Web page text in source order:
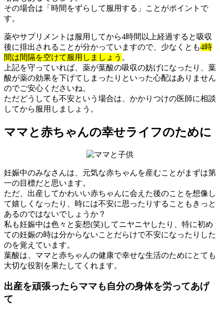
その場合は「時間をずらして服用する」ことがポイントで
す。
薬やサプリメントは服用してから4時間以上経過すると吸収
後に排出されることが分かっていますので、少なくとも4時
間は間隔を空けて服用しましょう 。
上記を守っていれば、薬が葉酸の吸収の妨げになったり、葉
酸が薬の効果を下げてしまったりといった心配はありません
のでご安心くださいね。
ただどうしても不安という場合は、かかりつけの医師に相談
してから服用しましょう。
ママと赤ちゃんの幸せライフのために
妊娠中のみなさんは、元気な赤ちゃんを産むことがまずは第
一の目標だと思います。
ただ、出産してかわいい赤ちゃんに会えた後のことを想像し
て嬉しくなったり、時には不安に思ったりすることもきっと
あるのではないでしょうか？
私も妊娠中は色々と妄想(笑)してニヤニヤしたり、特に初め
ての妊娠の時は分からないことだらけで不安になったりした
のを覚えています。
葉酸は、ママと赤ちゃんの健康で幸せな生活のためにとても
大切な役割を果たしてくれます。
出産を頑張ったらママも自分の身体を労ってあげ
て